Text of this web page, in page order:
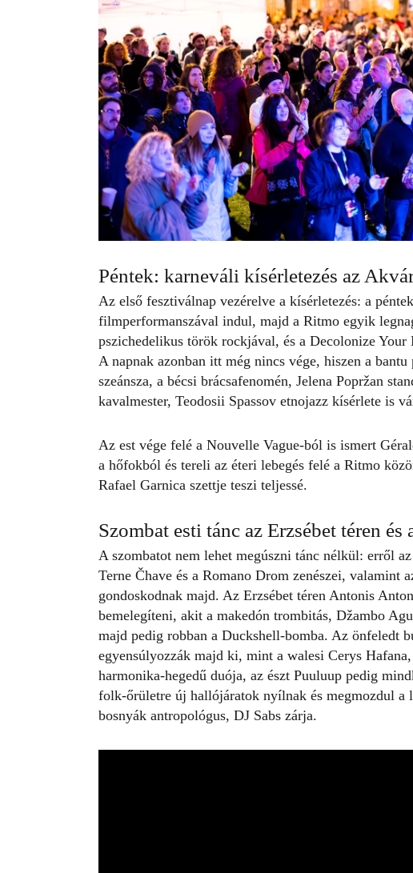
Péntek: karneváli kísérletezés az
Az első fesztiválnap vezérelve a kísérletezés: a
filmperformanszával indul, majd a Ritmo egyik
pszichedelikus török rockjával, és a Decolonize
A napnak azonban itt még nincs vége, hiszen a
szeánsza, a bécsi brácsafenomén, Jelena Popržan
kavalmester, Teodosii Spassov etnojazz kísérlete is
Az est vége felé a Nouvelle Vague-ból is ismert
a hőfokból és tereli az éteri lebegés felé a Ritmo
Rafael Garnica szettje teszi teljessé.
Szombat esti tánc az Erzsébet téren
A szombatot nem lehet megúszni tánc nélkül: erről
Terne Čhave és a Romano Drom zenészei, valamint
gondoskodnak majd. Az Erzsébet téren Antonis
bemelegíteni, akit a makedón trombitás, Džambo
majd pedig robban a Duckshell-bomba. Az önfeledt
egyensúlyozzák majd ki, mint a walesi Cerys
harmonika-hegedű duója, az észt Puuluup pedig
folk-őrületre új hallójáratok nyílnak és megmozdul a
bosnyák antropológus, DJ Sabs zárja.